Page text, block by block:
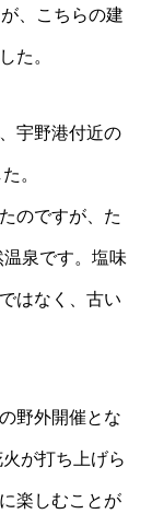
、こちらの建
た。
宇野港付近の
。
のですが、た
泉です。塩味
はなく、古い
野外開催とな
が打ち上げら
楽しむことが